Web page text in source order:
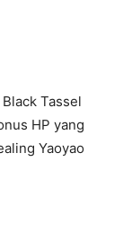
Tassel
HP yang
Yaoyao